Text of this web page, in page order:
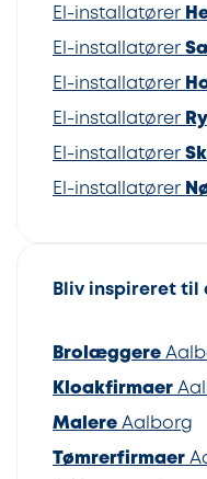
El-installatører
El-installatører
El-installatører
El-installatører Ry
El-installatører
El-installatører
Bliv inspireret til
Brolæggere
Kloakfirmaer
Malere Aalborg
Tømrerfirmaer